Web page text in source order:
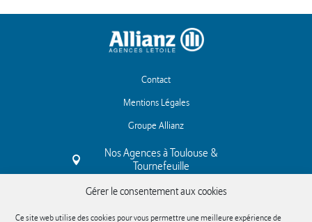
Gérer le consentement aux cookies
Ce site web utilise des cookies pour vous permettre une meilleure expérience de
Contact
Mentions Légales
Groupe Allianz
Nos Agences à Toulouse &
Tournefeuille